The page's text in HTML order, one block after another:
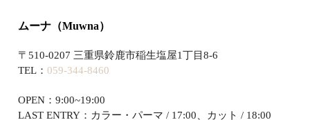
ムーナ（Muwna）
〒510-0207 三重県鈴鹿市稲生塩屋1丁目8-6
TEL：059-344-8460
OPEN：9:00~19:00
LAST ENTRY：カラー・パーマ / 17:00、カット / 18:00